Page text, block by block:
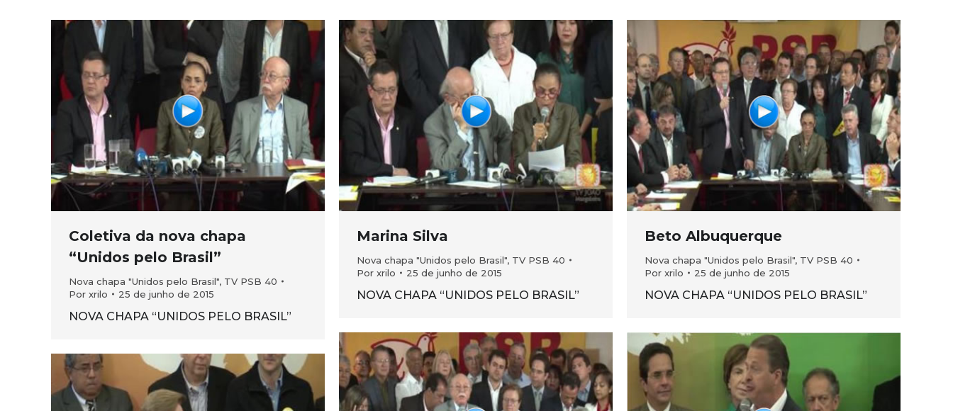
Coletiva da nova chapa
“Unidos pelo Brasil”
Nova chapa "Unidos pelo Brasil", TV PSB 40
Por xrilo 25 de junho de 2015
NOVA CHAPA “UNIDOS PELO BRASIL”
Marina Silva
Nova chapa "Unidos pelo Brasil", TV PSB 40
Por xrilo 25 de junho de 2015
NOVA CHAPA “UNIDOS PELO BRASIL”
Beto Albuquerque
Nova chapa "Unidos pelo Brasil", TV PSB 40
Por xrilo 25 de junho de 2015
NOVA CHAPA “UNIDOS PELO BRASIL”